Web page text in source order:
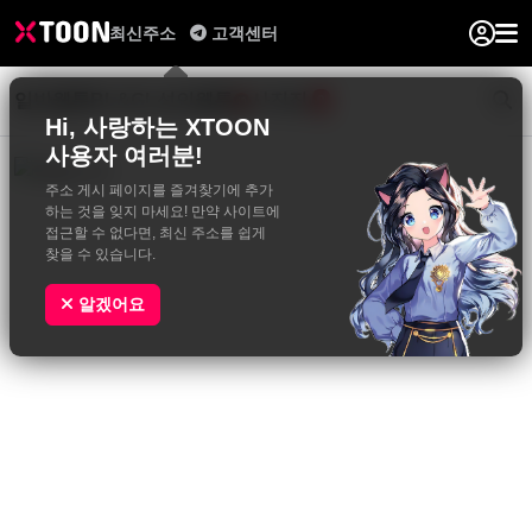
최신주소
Hi, 사랑하는 XTOON
사용자 여러분!
주소 게시 페이지를 즐겨찾기에 추가
하는 것을 잊지 마세요! 만약 사이트에
접근할 수 없다면, 최신 주소를 쉽게
찾을 수 있습니다.
알겠어요
고객센터